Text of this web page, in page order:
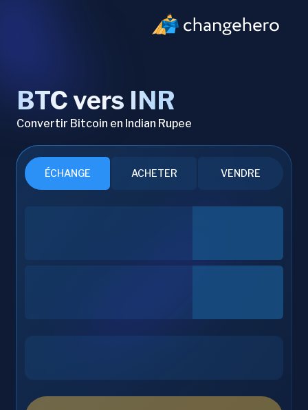
BTC vers INR
Convertir Bitcoin en Indian Rupee
ÉCHANGE ACHETER VENDRE